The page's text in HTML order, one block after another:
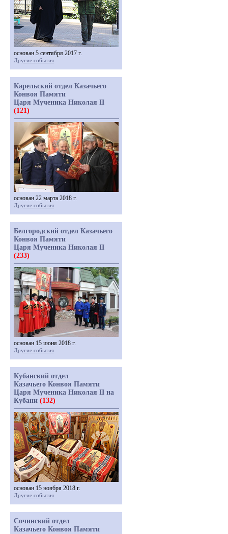
основан 5 сентября 2017 г.
Другие события
Карельский отдел Казачьего
Конвоя Памяти
Царя Мученика Николая II
(121)
основан 22 марта 2018 г.
Другие события
Белгородский отдел Казачьего
Конвоя Памяти
Царя Мученика Николая II
(233)
основан 15 июня 2018 г.
Другие события
Кубанский отдел
Казачьего Конвоя Памяти
Царя Мученика Николая II на
Кубани (132)
основан 15 ноября 2018 г.
Другие события
Сочинский отдел
Казачьего Конвоя Памяти